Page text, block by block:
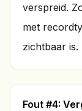
verspreid.
met
zichtbaar is.
Fout #4: